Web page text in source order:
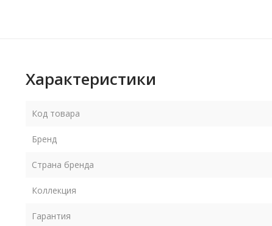
Характеристики
Код товара
Бренд
Страна бренда
Коллекция
Гарантия